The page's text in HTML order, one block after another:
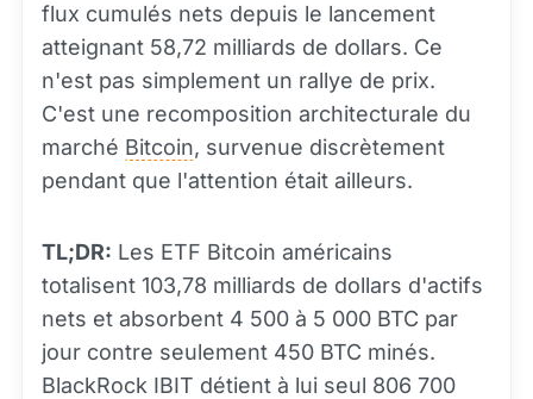
flux cumulés nets depuis le lancement
atteignant 58,72 milliards de dollars. Ce
n'est pas simplement un rallye de prix.
C'est une recomposition architecturale du
marché Bitcoin, survenue discrètement
pendant que l'attention était ailleurs.
TL;DR: Les ETF Bitcoin américains
totalisent 103,78 milliards de dollars d'actifs
nets et absorbent 4 500 à 5 000 BTC par
jour contre seulement 450 BTC minés.
BlackRock IBIT détient à lui seul 806 700